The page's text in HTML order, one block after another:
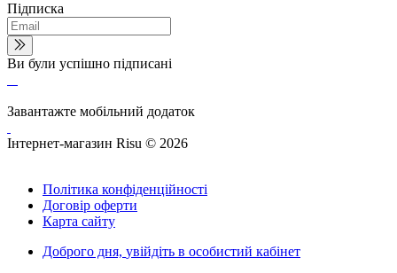
Підписка
Ви були успішно підписані
Завантажте мобільний додаток
Інтернет-магазин Risu © 2026
Політика конфіденційності
Договір оферти
Карта сайту
Доброго дня, увійдіть в особистий кабінет